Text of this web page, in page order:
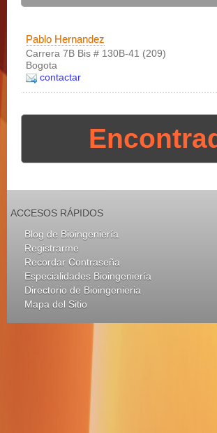
Pablo Hernandez
Carrera 7B Bis # 130B-41 (209)
Bogota
contactar
ACCESOS RÁPIDOS
Blog de Bioingeniería
Registrarme
Recordar Contraseña
Especialidades Bioingeniería
Directorio de Bioingenieria
Mapa del Sitio